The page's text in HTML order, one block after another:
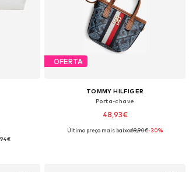
Size
OFERTA
TOMMY HILFIGER
Porta-chave
48,93€
Tamanhos disponíveis: One Size
Último preço mais baixo:69,90€-30%